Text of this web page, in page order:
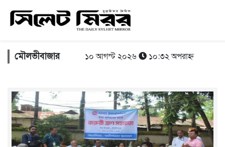
মৌলভীবাজার ১০ আগস্ট ২০২৬ ১০:৩২ অপরাহ্ন